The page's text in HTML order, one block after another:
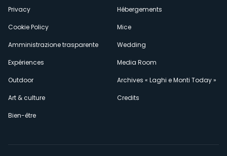
Privacy
Cookie Policy
Amministrazione trasparente
Expériences
Outdoor
Art & culture
Bien-être
Hébergements
Mice
Wedding
Media Room
Archives « Laghi e Monti Today »
Credits